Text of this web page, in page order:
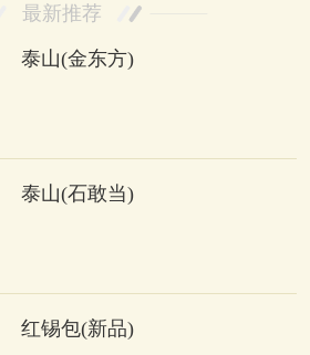
最新推荐
泰山(金东方)
泰山(石敢当)
红锡包(新品)